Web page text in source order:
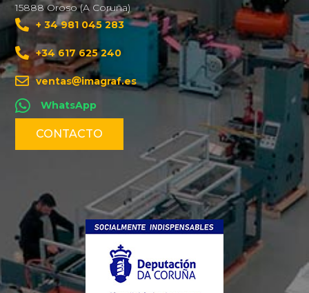
15888 Oroso (A Coruña)
+ 34 981 045 283
+34 617 625 240
ventas
imagraf.es
WhatsApp
CONTACTO